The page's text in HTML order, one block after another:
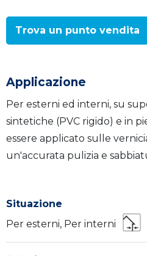
Trova un punto vendita
Applicazione
Per esterni ed interni, su
sintetiche (PVC rigido) e in
essere applicato sulle
un'accurata pulizia e
Situazione
Per esterni, Per interni